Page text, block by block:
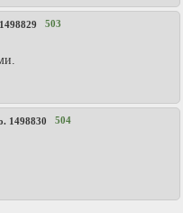
1498829 503
1498830 504